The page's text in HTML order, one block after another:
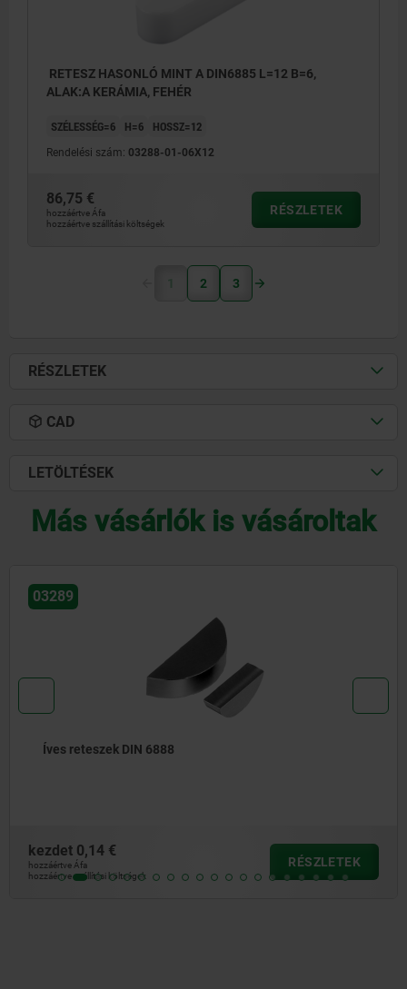
RETESZ HASONLÓ MINT A DIN6885 L=12 B=6,
ALAK:A KERÁMIA, FEHÉR
SZÉLESSÉG=6 H=6 HOSSZ=12
Rendelési szám: 03288-01-06X12
86,75 €
hozzáértve Áfa
hozzáértve szállítási költségek
RÉSZLETEK
1 2 3
RÉSZLETEK
CAD
LETÖLTÉSEK
Más vásárlók is vásároltak
Hengeres illesztőszegek ISO 2338
kezdet
hozzáértve szállítási költségek